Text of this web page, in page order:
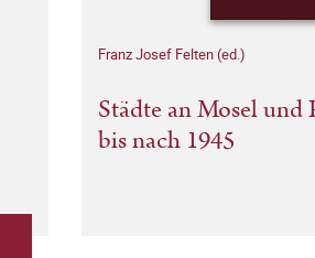
Franz Josef Felten (ed.)
Städte an Mosel
bis nach 1945